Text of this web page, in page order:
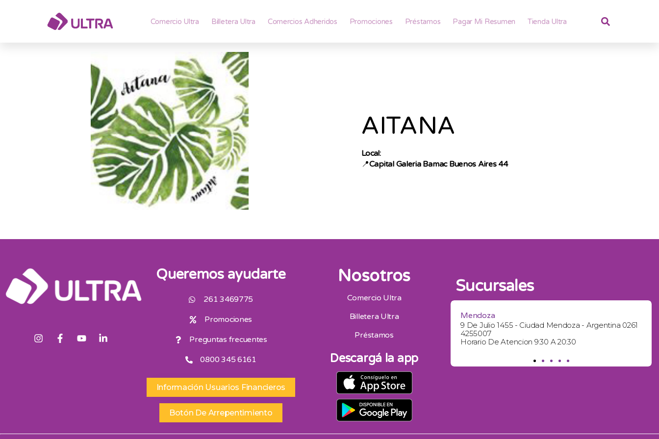
Comercio Ultra Billetera Ultra Comercios Adheridos Promociones Préstamos Pagar Mi Resumen Tienda Ultra
AITANA
Local:
📍Capital Galeria Bamac Buenos Aires 44
Queremos ayudarte
261 3469775
Promociones
Preguntas frecuentes
0800 345 6161
Información Usuarios Financieros
Botón De Arrepentimiento
Nosotros
Comercio Ultra
Billetera Ultra
Préstamos
Descargá la app
Sucursales
Horario De Atencion 9:00 A 13:00 | 16:30 A 20:30
Sábados 9:00 A 13:00
Mendoza
9 De Julio 1455 - Ciudad Mendoza - Argentina 0261
4255007
Horario De Atencion 9:30 A 20:30